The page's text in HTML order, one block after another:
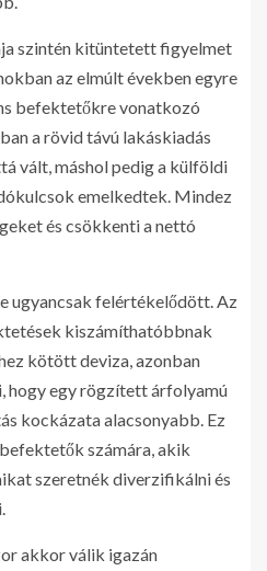
szintén kitüntetett figyelmet
az elmúlt években egyre
befektetőkre vonatkozó
a rövid távú lakáskiadás
vált, máshol pedig a külföldi
emelkedtek. Mindez
és csökkenti a nettó
ugyancsak felértékelődött. Az
kiszámíthatóbbnak
kötött deviza, azonban
hogy egy rögzített árfolyamú
kockázata alacsonyabb. Ez
számára, akik
szeretnék diverzifikálni és
akkor válik igazán